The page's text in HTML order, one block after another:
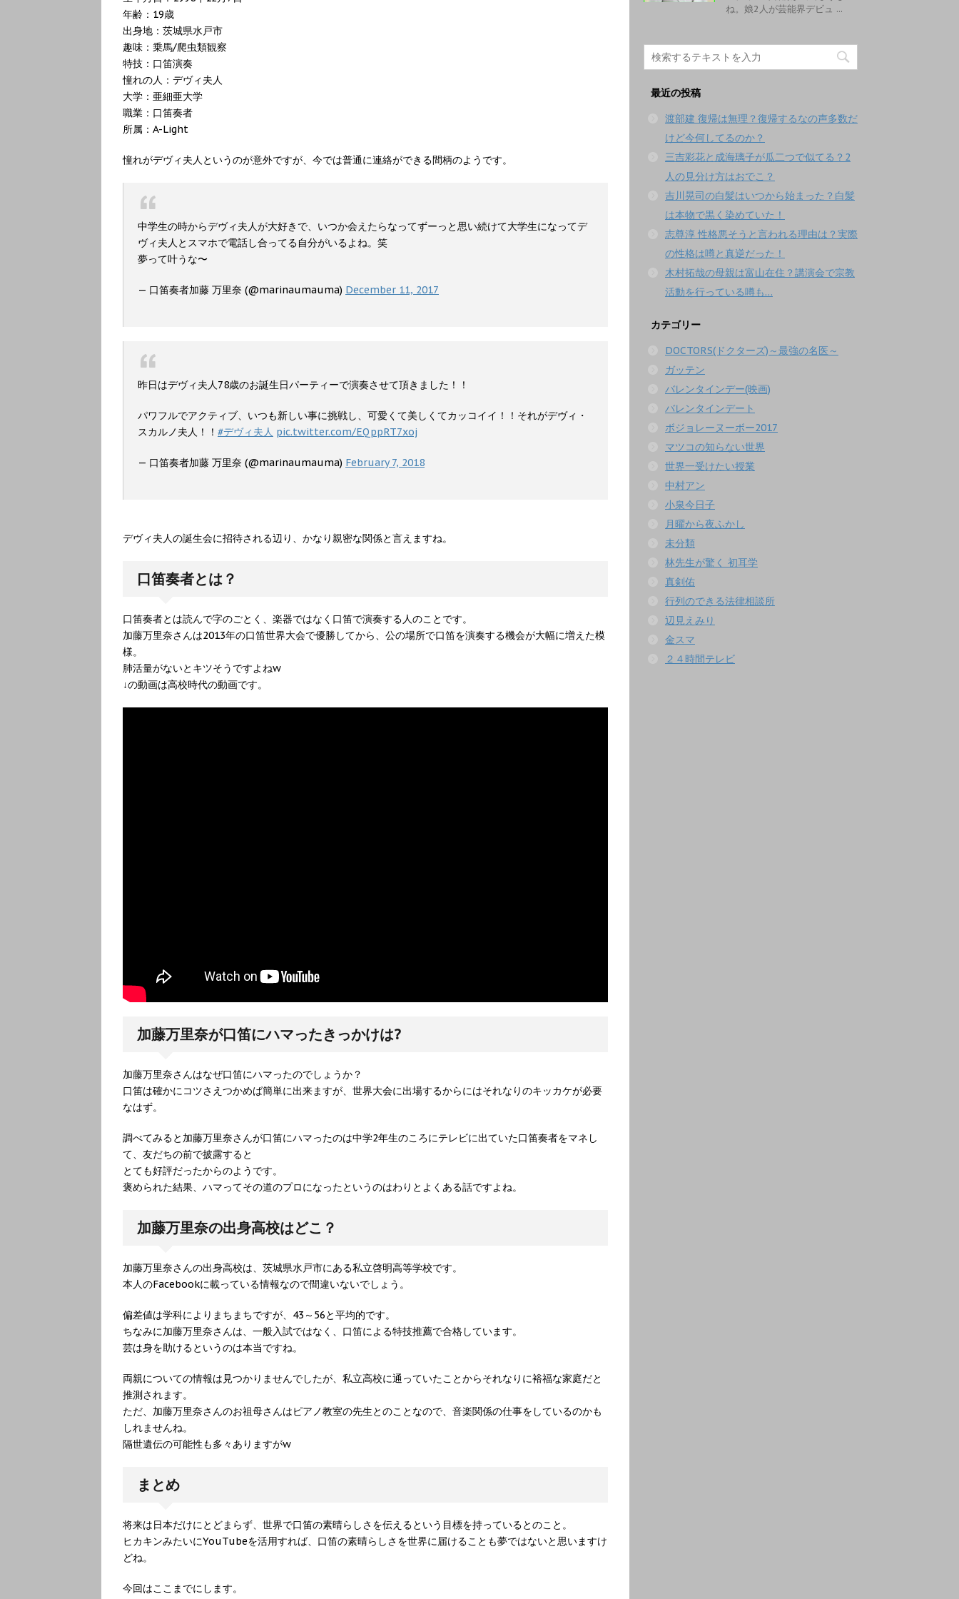
年齢：19歳
出身地：茨城県水戸市
趣味：乗馬/爬虫類観察
特技：口笛演奏
憧れの人：デヴィ夫人
大学：亜細亜大学
職業：口笛奏者
所属：A-Light
憧れがデヴィ夫人というのが意外ですが、今では普通に連絡ができる間柄のようです。
中学生の時からデヴィ夫人が大好きで、いつか会えたらなってずーっと思い続けて大学生になってデ
ヴィ夫人とスマホで電話し合ってる自分がいるよね。笑
夢って叶うな〜
— 口笛奏者加藤 万里奈 (@marinaumauma) December 11, 2017
昨日はデヴィ夫人78歳のお誕生日パーティーで演奏させて頂きました！！
パワフルでアクティブ、いつも新しい事に挑戦し、可愛くて美しくてカッコイイ！！それがデヴィ・
スカルノ夫人！！ #デヴィ夫人 pic.twitter.com/EQppRT7xoj
— 口笛奏者加藤 万里奈 (@marinaumauma) February 7, 2018
デヴィ夫人の誕生会に招待される辺り、かなり親密な関係と言えますね。
口笛奏者とは？
口笛奏者とは読んで字のごとく、楽器ではなく口笛で演奏する人のことです。
加藤万里奈さんは2013年の口笛世界大会で優勝してから、公の場所で口笛を演奏する機会が大幅に増えた模
様。
肺活量がないとキツそうですよねw
↓の動画は高校時代の動画です。
加藤万里奈が口笛にハマったきっかけは?
加藤万里奈さんはなぜ口笛にハマったのでしょうか？
口笛は確かにコツさえつかめば簡単に出来ますが、世界大会に出場するからにはそれなりのキッカケが必要
なはず。
調べてみると加藤万里奈さんが口笛にハマったのは中学2年生のころにテレビに出ていた口笛奏者をマネし
て、友だちの前で披露すると
とても好評だったからのようです。
褒められた結果、ハマってその道のプロになったというのはわりとよくある話ですよね。
加藤万里奈の出身高校はどこ？
加藤万里奈さんの出身高校は、茨城県水戸市にある私立啓明高等学校です。
本人のFacebookに載っている情報なので間違いないでしょう。
偏差値は学科によりまちまちですが、43～56と平均的です。
ちなみに加藤万里奈さんは、一般入試ではなく、口笛による特技推薦で合格しています。
芸は身を助けるというのは本当ですね。
両親についての情報は見つかりませんでしたが、私立高校に通っていたことからそれなりに裕福な家庭だと
推測されます。
ただ、加藤万里奈さんのお祖母さんはピアノ教室の先生とのことなので、音楽関係の仕事をしているのかも
しれませんね。
隔世遺伝の可能性も多々ありますがw
まとめ
将来は日本だけにとどまらず、世界で口笛の素晴らしさを伝えるという目標を持っているとのこと。
ヒカキンみたいにYouTubeを活用すれば、口笛の素晴らしさを世界に届けることも夢ではないと思いますけ
どね。
今回はここまでにします。
ね。娘2人が芸能界デビュ ...
最近の投稿
渡部建 復帰は無理？復帰するなの声多数だ
けど今何してるのか？
三吉彩花と成海璃子が瓜二つで似てる？2
人の見分け方はおでこ？
吉川晃司の白髪はいつから始まった？白髪
は本物で黒く染めていた！
志尊淳 性格悪そうと言われる理由は？実際
の性格は噂と真逆だった！
木村拓哉の母親は富山在住？講演会で宗教
活動を行っている噂も…
カテゴリー
DOCTORS(ドクターズ)～最強の名医～
ガッテン
バレンタインデー(映画)
バレンタインデート
ボジョレーヌーボー2017
マツコの知らない世界
世界一受けたい授業
中村アン
小泉今日子
月曜から夜ふかし
未分類
林先生が驚く 初耳学
真剣佑
行列のできる法律相談所
辺見えみり
金スマ
２４時間テレビ